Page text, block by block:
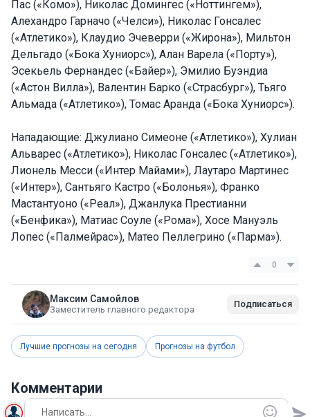
Пас («Комо»), Николас Домингес («Ноттингем»),
Алехандро Гарначо («Челси»), Николас Гонсалес
(«Атлетико»), Клаудио Эчеверри («Жирона»), Мильтон
Дельгадо («Бока Хуниорс»), Алан Варела («Порту»),
Эсекьель Фернандес («Байер»), Эмилио Буэндиа
(«Астон Вилла»), Валентин Барко («Страсбург»), Тьяго
Альмада («Атлетико»), Томас Аранда («Бока Хуниорс»).
Нападающие: Джулиано Симеоне («Атлетико»), Хулиан
Альварес («Атлетико»), Николас Гонсалес («Атлетико»),
Лионель Месси («Интер Майами»), Лаутаро Мартинес
(«Интер»), Сантьяго Кастро («Болонья»), Франко
Мастантуоно («Реал»), Джанлука Престианни
(«Бенфика»), Матиас Соуле («Рома»), Хосе Мануэль
Лопес («Палмейрас»), Матео Пеллегрино («Парма»).
0
Максим Самойлов
Заместитель главного редактора
Подписаться
Лучшие прогнозы на сегодня Прогнозы на футбол
Комментарии